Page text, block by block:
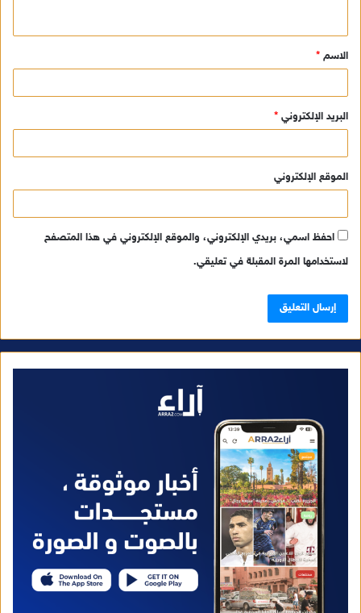
ق
*
الاسم *
البريد الإلكتروني *
الموقع الإلكتروني
احفظ اسمي، بريدي الإلكتروني، والموقع الإلكتروني في هذا المتصفح
لاستخدامها المرة المقبلة في تعليقي.